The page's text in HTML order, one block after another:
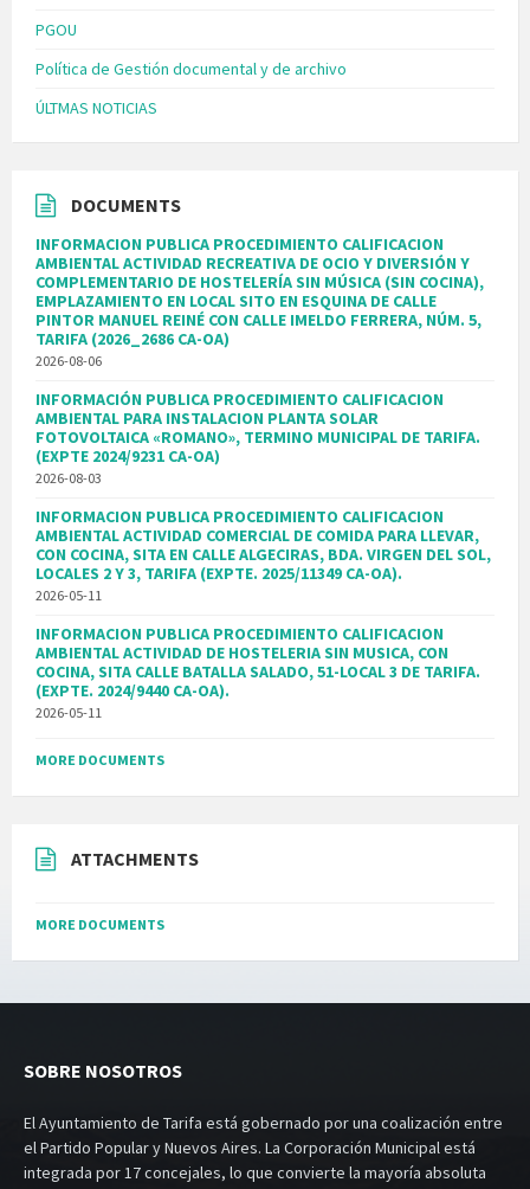
PGOU
Política de Gestión documental y de archivo
ÚLTMAS NOTICIAS
DOCUMENTS
INFORMACION PUBLICA PROCEDIMIENTO CALIFICACION
AMBIENTAL ACTIVIDAD RECREATIVA DE OCIO Y DIVERSIÓN Y
COMPLEMENTARIO DE HOSTELERÍA SIN MÚSICA (SIN COCINA),
EMPLAZAMIENTO EN LOCAL SITO EN ESQUINA DE CALLE
PINTOR MANUEL REINÉ CON CALLE IMELDO FERRERA, NÚM. 5,
TARIFA (2026_2686 CA-OA)
2026-08-06
INFORMACIÓN PUBLICA PROCEDIMIENTO CALIFICACION
AMBIENTAL PARA INSTALACION PLANTA SOLAR
FOTOVOLTAICA «ROMANO», TERMINO MUNICIPAL DE TARIFA.
(EXPTE 2024/9231 CA-OA)
2026-08-03
INFORMACION PUBLICA PROCEDIMIENTO CALIFICACION
AMBIENTAL ACTIVIDAD COMERCIAL DE COMIDA PARA LLEVAR,
CON COCINA, SITA EN CALLE ALGECIRAS, BDA. VIRGEN DEL SOL,
LOCALES 2 Y 3, TARIFA (EXPTE. 2025/11349 CA-OA).
2026-05-11
INFORMACION PUBLICA PROCEDIMIENTO CALIFICACION
AMBIENTAL ACTIVIDAD DE HOSTELERIA SIN MUSICA, CON
COCINA, SITA CALLE BATALLA SALADO, 51-LOCAL 3 DE TARIFA.
(EXPTE. 2024/9440 CA-OA).
2026-05-11
MORE DOCUMENTS
ATTACHMENTS
MORE DOCUMENTS
SOBRE NOSOTROS
El Ayuntamiento de Tarifa está gobernado por una coalización entre
el Partido Popular y Nuevos Aires. La Corporación Municipal está
integrada por 17 concejales, lo que convierte la mayoría absoluta